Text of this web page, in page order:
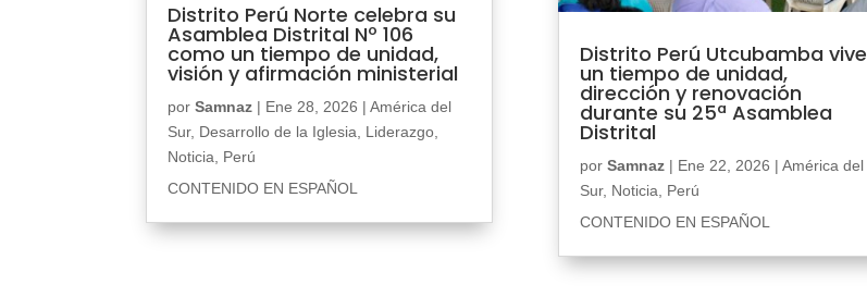
Distrito Perú Norte celebra su
Asamblea Distrital Nº 106
como un tiempo de unidad,
visión y afirmación ministerial
porSamnaz | Ene 28, 2026 |América del
Sur, Desarrollo de la Iglesia, Liderazgo,
Noticia, Perú
CONTENIDO EN ESPAÑOL
Distrito Perú Utcubamba vive
un tiempo de unidad,
dirección y renovación
durante su 25ª Asamblea
Distrital
por Samnaz| Ene 22, 2026 | América del
Sur, Noticia, Perú
CONTENIDO EN ESPAÑOL